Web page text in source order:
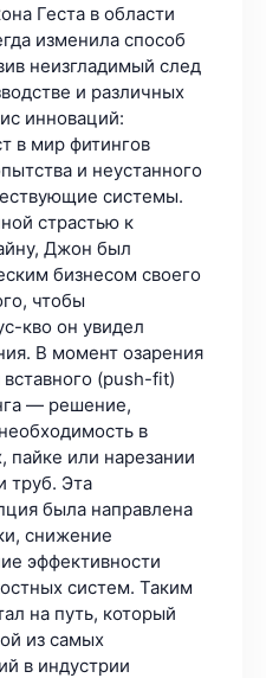
Геста в области
изменила способ
неизгладимый след
и различных
инноваций:
в мир фитингов
и неустанного
системы.
страстью к
Джон был
бизнесом своего
чтобы
кво он увидел
В момент озарения
(push-fit)
— решение,
в
пайке или нарезании
труб. Эта
была направлена
снижение
эффективности
систем. Таким
на путь, который
из самых
в индустрии